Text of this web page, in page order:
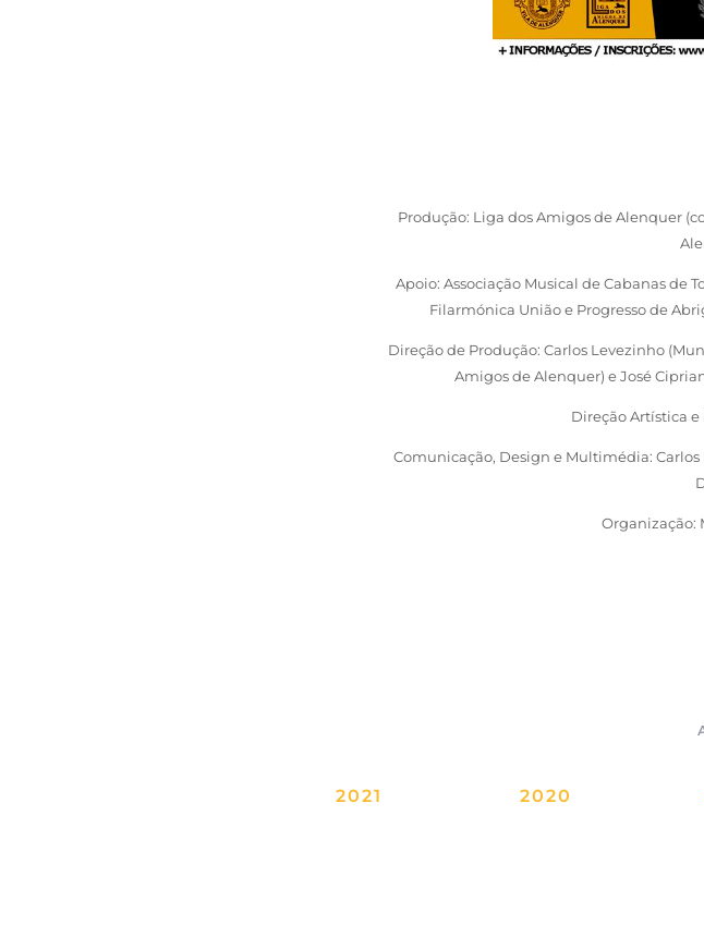
Produção: Liga dos Amigos de Alenquer
Apoio: Associação Musical de Cabanas de
Filarmónica União e Progresso de
Direção de Produção: Carlos Levezinho
Amigos de Alenquer) e José
Direção Artística e
Comunicação, Design e Multimédia:
Organização:
2021 2020